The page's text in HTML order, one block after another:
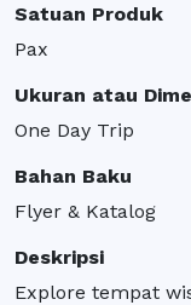
Satuan Produk
Pax
Ukuran atau
One Day Trip
Bahan Baku
Flyer & Katalog
Deskripsi
Explore tempat